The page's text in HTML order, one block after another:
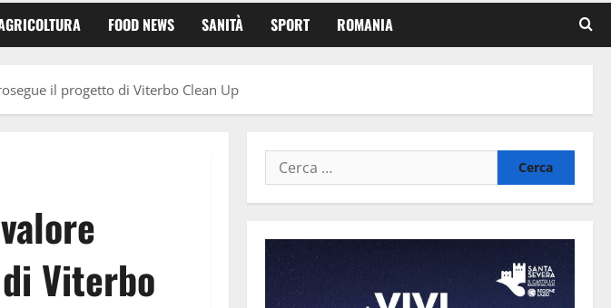
FOOD NEWS SANITÀ SPORT ROMANIA
il progetto di Viterbo Clean Up
Viterbo
Ricerca
per: